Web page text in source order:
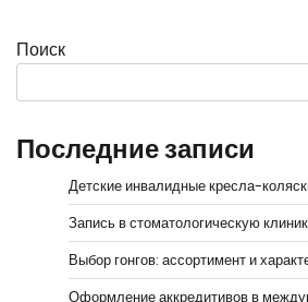
Поиск
Последние записи
Детские инвалидные кресла-
Запись в стоматологическую
Выбор гонгов: ассортимент и
Оформление аккредитивов в